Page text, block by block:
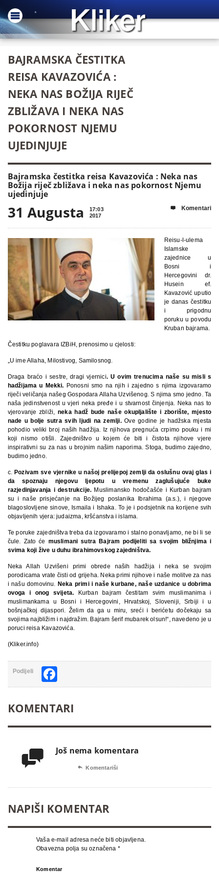
BAJRAMSKA ČESTITKA
REISA KAVAZOVIĆA :
NEKA NAS BOŽIJA RIJEČ
ZBLIŽAVA I NEKA NAS
POKORNOST NJEMU
UJEDINJUJE
Bajramska čestitka reisa Kavazovića : Neka nas
Božija riječ zbližava i neka nas pokornost Njemu
ujedinjuje
31 Augusta
17:03
2017
 Komentari
Reisu-l-ulema
Islamske
zajednice u
Bosni i
Hercegovini dr.
Husein ef.
Kavazović uputio
je danas čestitku
i prigodnu
poruku u povodu
Kruban bajrama.
Čestitku poglavara IZBiH, prenosimo u cjelosti:
„U ime Allaha, Milostivog, Samilosnog.
Draga braćo i sestre, dragi vjernici. U ovim trenucima naše su misli s
hadžijama u Mekki. Ponosni smo na njih i zajedno s njima izgovaramo
riječi veličanja našeg Gospodara Allaha Uzvišenog. S njima smo jedno. Ta
naša jedinstvenost u vjeri neka pređe i u stvarnost činjenja. Neka nas to
vjerovanje zbliži, neka hadž bude naše okupljalište i zborište, mjesto
nade u bolje sutra svih ljudi na zemlji.Ove godine je hadžska mjesta
pohodio veliki broj naših hadžija. Iz njihova pregnuća crpimo pouku i mi
koji nismo otišli. Zajedništvo u kojem će biti i čistota njihove vjere
inspirativni su za nas u brojnim našim naporima. Stoga, budimo zajedno,
budimo jedno.
c.Pozivam sve vjernike u našoj prelijepoj zemlji da oslušnu ovaj glas i
da spoznaju njegovuljepotu u vremenu zaglušujuće buke
razjedinjavanja i destrukcije. Muslimansko hodočašće i Kurban bajram
su i naše prisjećanje na Božijeg poslanika Ibrahima (a.s.), i njegove
blagoslovljene sinove, Ismaila i Ishaka. To je i podsjetnik na korijene svih
objavljenih vjera: judaizma, kršćanstva i islama.
Te poruke zajedništva treba da izgovaramo i stalno ponavljamo, ne bi li se
čule. Zato će muslimani sutra Bajram podijeliti sa svojim bližnjima i
svima koji žive u duhu ibrahimovskog zajedništva.
Neka Allah Uzvišeni primi obrede naših hadžija i neka se svojim
porodicama vrate čisti od grijeha. Neka primi njihove i naše molitve za nas
i našu domovinu. Neka primi i naše kurbane, naše uzdanice u dobrima
ovoga i onog svijeta. Kurban bajram čestitam svim muslimanima i
muslimankama u Bosni i Hercegovini, Hrvatskoj, Sloveniji, Srbiji i u
bošnjačkoj dijaspori. Želim da ga u miru, sreći i berićetu dočekaju sa
svojima najbližim i najdražim. Bajram šerif mubarek olsun!“, navedeno je u
poruci reisa Kavazovića.
(Kliker.info)
Podijeli
KOMENTARI
 Još nema komentara
 Komentariši
NAPIŠI KOMENTAR
Vaša e-mail adresa neće biti objavljena.
Obavezna polja su označena *
Komentar